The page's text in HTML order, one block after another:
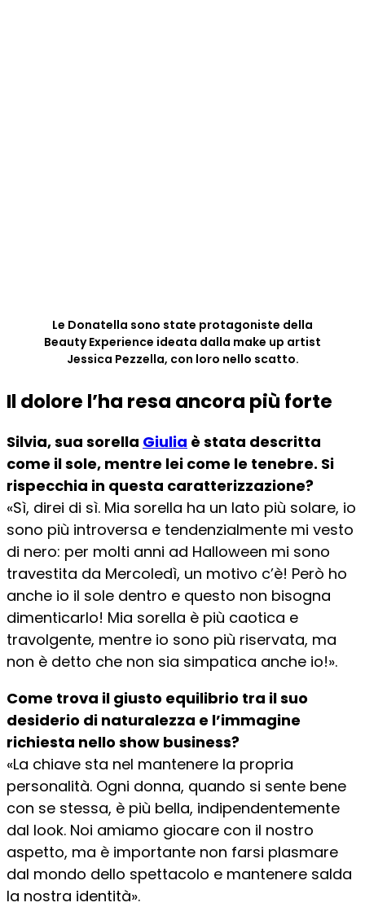
Le Donatella sono state protagoniste della
Beauty Experience ideata dalla make up artist
Jessica Pezzella, con loro nello scatto.
Il dolore l’ha resa ancora più forte
Silvia, sua sorella Giulia è stata descritta
come il sole, mentre lei come le tenebre. Si
rispecchia in questa caratterizzazione?
«Sì, direi di sì. Mia sorella ha un lato più solare, io
sono più introversa e tendenzialmente mi vesto
di nero: per molti anni ad Halloween mi sono
travestita da Mercoledì, un motivo c’è! Però ho
anche io il sole dentro e questo non bisogna
dimenticarlo! Mia sorella è più caotica e
travolgente, mentre io sono più riservata, ma
non è detto che non sia simpatica anche io!».
Come trova il giusto equilibrio tra il suo
desiderio di naturalezza e l’immagine
richiesta nello show business?
«La chiave sta nel mantenere la propria
personalità. Ogni donna, quando si sente bene
con se stessa, è più bella, indipendentemente
dal look. Noi amiamo giocare con il nostro
aspetto, ma è importante non farsi plasmare
dal mondo dello spettacolo e mantenere salda
la nostra identità».